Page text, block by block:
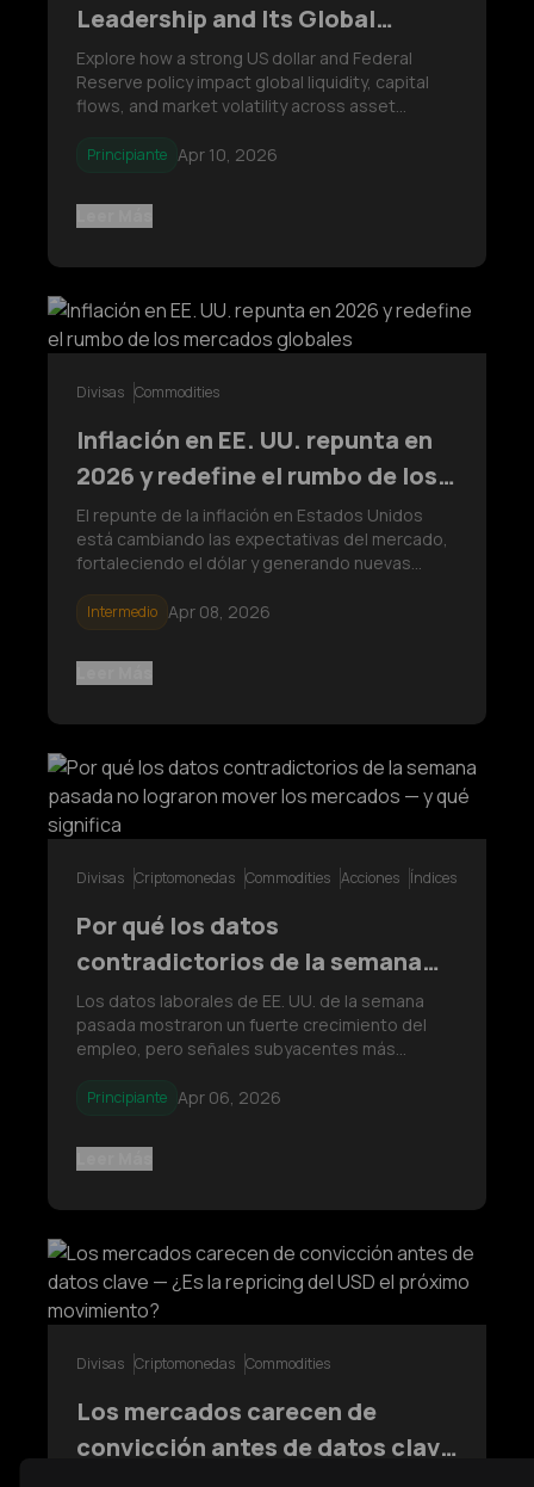
Leadership and Its Global
Market Impact
Explore how a strong US dollar and Federal
Reserve policy impact global liquidity, capital
flows, and market volatility across asset
Principiante Apr 10, 2026
Divisas Commodities
Inflación en EE. UU. repunta en
2026 y redefine el rumbo de los
mercados globales
El repunte de la inflación en Estados Unidos
está cambiando las expectativas del mercado,
fortaleciendo el dólar y generando nuevas
Analizamos los factores clave y el impacto
Intermedio Apr 08, 2026
Divisas Criptomonedas Commodities Acciones Índices
Por qué los datos
contradictorios de la semana
pasada no lograron mover los
mercados — y qué significa
Los datos laborales de EE. UU. de la semana
pasada mostraron un fuerte crecimiento del
empleo, pero señales subyacentes más
lento y una disminución en las vacantes
fragmentación en el posicionamiento del
mercado,
Principiante Apr 06, 2026
Divisas Criptomonedas Commodities
Los mercados carecen de
convicción antes de datos clave